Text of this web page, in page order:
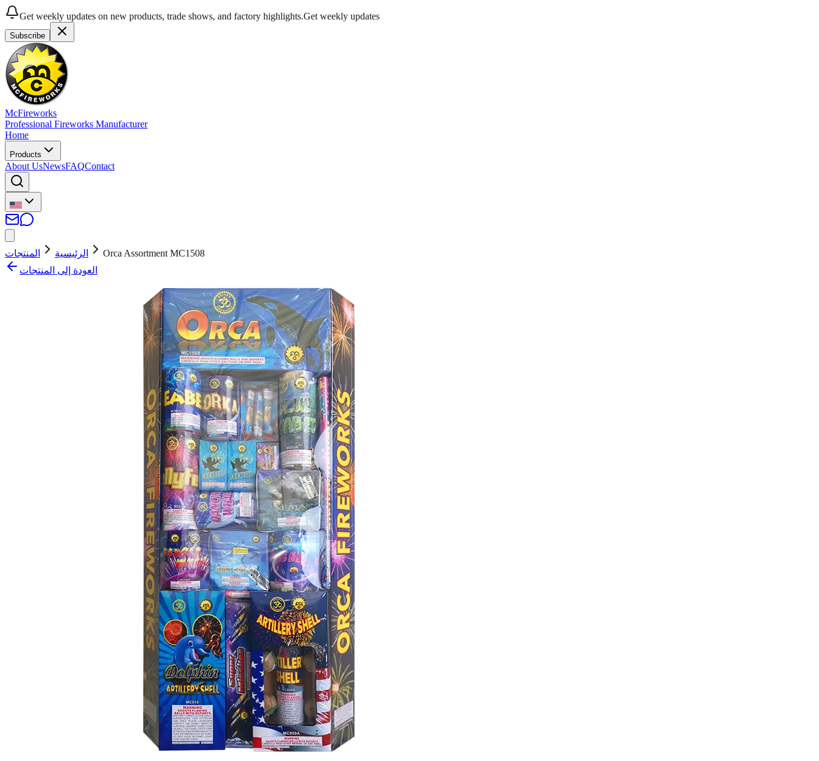
Get weekly updates on new products, trade shows, and factory highlights.Get weekly updates
Subscribe
McFireworks
Professional Fireworks Manufacturer
Home
Products
About UsNewsFAQContact
الرئيسية المنتجات
Orca Assortment MC1508
العودة إلى المنتجات